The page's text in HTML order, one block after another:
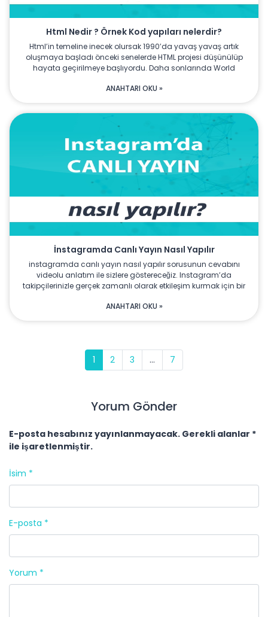
Html Nedir ? Örnek Kod yapıları nelerdir?
Html’in temeline inecek olursak 1990’da yavaş yavaş artık
oluşmaya başladı önceki senelerde HTML projesi düşünülüp
hayata geçirilmeye başlıyordu. Daha sonlarında World
ANAHTARI OKU »
İnstagramda Canlı Yayın Nasıl Yapılır
instagramda canlı yayın nasıl yapılır sorusunun cevabını
videolu anlatım ile sizlere göstereceğiz. Instagram’da
takipçilerinizle gerçek zamanlı olarak etkileşim kurmak için bir
ANAHTARI OKU »
1 2 3 ... 7
Yorum Gönder
E-posta hesabınız yayınlanmayacak. Gerekli alanlar *
ile işaretlenmiştir.
İsim *
E-posta *
Yorum *